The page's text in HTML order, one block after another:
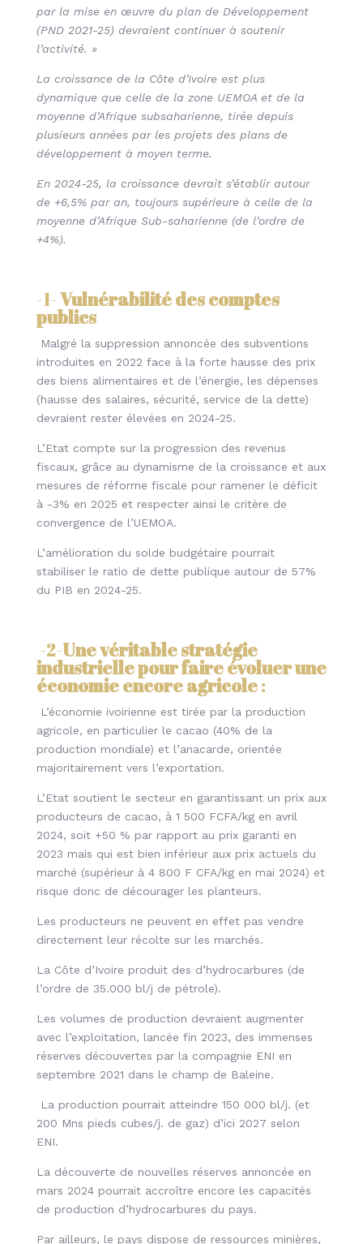
par la mise en œuvre du plan de Développement
(PND 2021-25) devraient continuer à soutenir
l’activité. »
La croissance de la Côte d’Ivoire est plus
dynamique que celle de la zone UEMOA et de la
moyenne d’Afrique subsaharienne, tirée depuis
plusieurs années par les projets des plans de
développement à moyen terme.
En 2024-25, la croissance devrait s’établir autour
de +6,5% par an, toujours supérieure à celle de la
moyenne d’Afrique Sub-saharienne (de l’ordre de
+4%).
-1-Vulnérabilité des comptes
publics
Malgré la suppression annoncée des subventions
introduites en 2022 face à la forte hausse des prix
des biens alimentaires et de l’énergie, les dépenses
(hausse des salaires, sécurité, service de la dette)
devraient rester élevées en 2024-25.
L’Etat compte sur la progression des revenus
fiscaux, grâce au dynamisme de la croissance et aux
mesures de réforme fiscale pour ramener le déficit
à -3% en 2025 et respecter ainsi le critère de
convergence de l’UEMOA.
L’amélioration du solde budgétaire pourrait
stabiliser le ratio de dette publique autour de 57%
du PIB en 2024-25.
-2-Une véritable stratégie
industrielle pour faire évoluer une
économie encore agricole:
L’économie ivoirienne est tirée par la production
agricole, en particulier le cacao (40% de la
production mondiale) et l’anacarde, orientée
majoritairement vers l’exportation.
L’Etat soutient le secteur en garantissant un prix aux
producteurs de cacao, à 1 500 FCFA/kg en avril
2024, soit +50 % par rapport au prix garanti en
2023 mais qui est bien inférieur aux prix actuels du
marché (supérieur à 4 800 F CFA/kg en mai 2024) et
risque donc de décourager les planteurs.
Les producteurs ne peuvent en effet pas vendre
directement leur récolte sur les marchés.
La Côte d’Ivoire produit des d’hydrocarbures (de
l’ordre de 35.000 bl/j de pétrole).
Les volumes de production devraient augmenter
avec l’exploitation, lancée fin 2023, des immenses
réserves découvertes par la compagnie ENI en
septembre 2021 dans le champ de Baleine.
La production pourrait atteindre 150 000 bl/j. (et
200 Mns pieds cubes/j. de gaz) d’ici 2027 selon
ENI.
La découverte de nouvelles réserves annoncée en
mars 2024 pourrait accroître encore les capacités
de production d’hydrocarbures du pays.
Par ailleurs, le pays dispose de ressources minières,